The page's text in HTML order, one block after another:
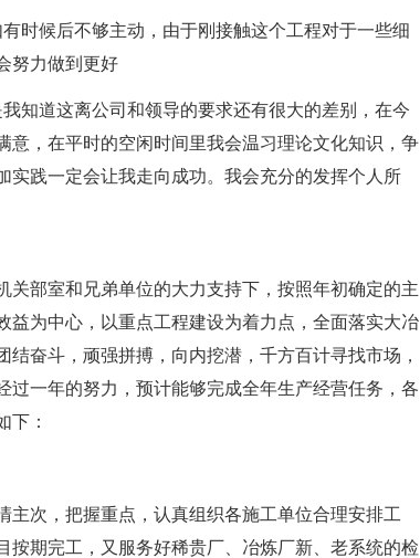
时候后不够主动，由于刚接触这个工程对于一些细
努力做到更好
知道这离公司和领导的要求还有很大的差别，在今
意，在平时的空闲时间里我会温习理论文化知识，争
践一定会让我走向成功。我会充分的发挥个人所
关部室和兄弟单位的大力支持下，按照年初确定的主
为中心，以重点工程建设为着力点，全面落实大冶
奋斗，顽强拼搏，向内挖潜，千方百计寻找市场，
一年的努力，预计能够完成全年生产经营任务，各
下：
次，把握重点，认真组织各施工单位合理安排工
期完工，又服务好稀贵厂、冶炼厂新、老系统的检